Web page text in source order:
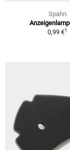
Spahn
0,99 €1